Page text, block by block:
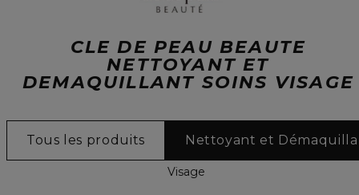
CLE DE PEAU BEAUTE
NETTOYANT ET
DEMAQUILLANT SOINS VISAGE
Tous les produits Nettoyant et
Visage